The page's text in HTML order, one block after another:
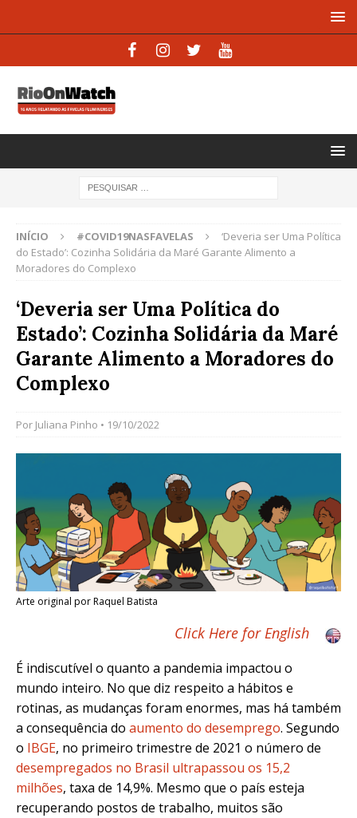
INÍCIO #COVID19NASFAVELAS
‘Deveria ser Uma Política
do Estado’: Cozinha Solidária da Maré Garante Alimento a
Moradores do Complexo
‘Deveria ser Uma Política do
Estado’: Cozinha Solidária da Maré
Garante Alimento a Moradores do
Complexo
Por Juliana Pinho • 19/10/2022
Arte original por Raquel Batista
Click Here for English
É indiscutível o quanto a pandemia impactou o
mundo inteiro. No que diz respeito a hábitos e
rotinas, as mudanças foram enormes, mas há também
a consequência do aumento do desemprego. Segundo
o IBGE, no primeiro trimestre de 2021 o número de
desempregados no Brasil ultrapassou os 15,2
milhões, taxa de 14,9%. Mesmo que o país esteja
recuperando postos de trabalho, muitos são